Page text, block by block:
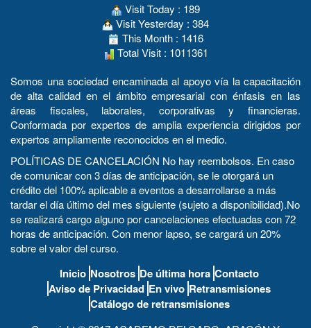
Visit Today : 189
Visit Yesterday : 384
This Month : 1416
Total Visit : 1011361
Somos una sociedad encaminada al apoyo vía la capacitación
de alta calidad en el ámbito empresarial con énfasis en las
áreas fiscales, laborales, corporativas y financieras.
Conformada por expertos de amplia experiencia dirigidos por
expertos ampliamente reconocidos en el medio.
POLÍTICAS DE CANCELACIÓN No hay reembolsos. En caso
de comunicar con 3 días de anticipación, se le otorgará un
crédito del 100% aplicable a eventos a desarrollarse a más
tardar el día último del mes siguiente (sujeto a disponibilidad).No
se realizará cargo alguno por cancelaciones efectuadas con 72
horas de anticipación. Con menor lapso, se cargará un 20%
sobre el valor del curso.
Inicio Nosotros De última hora Contacto
Aviso de Privacidad En vivo Retransmisiones
Catálogo de retransmisiones